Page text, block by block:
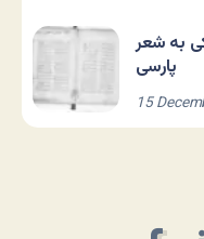
به شعر
پارسی
15